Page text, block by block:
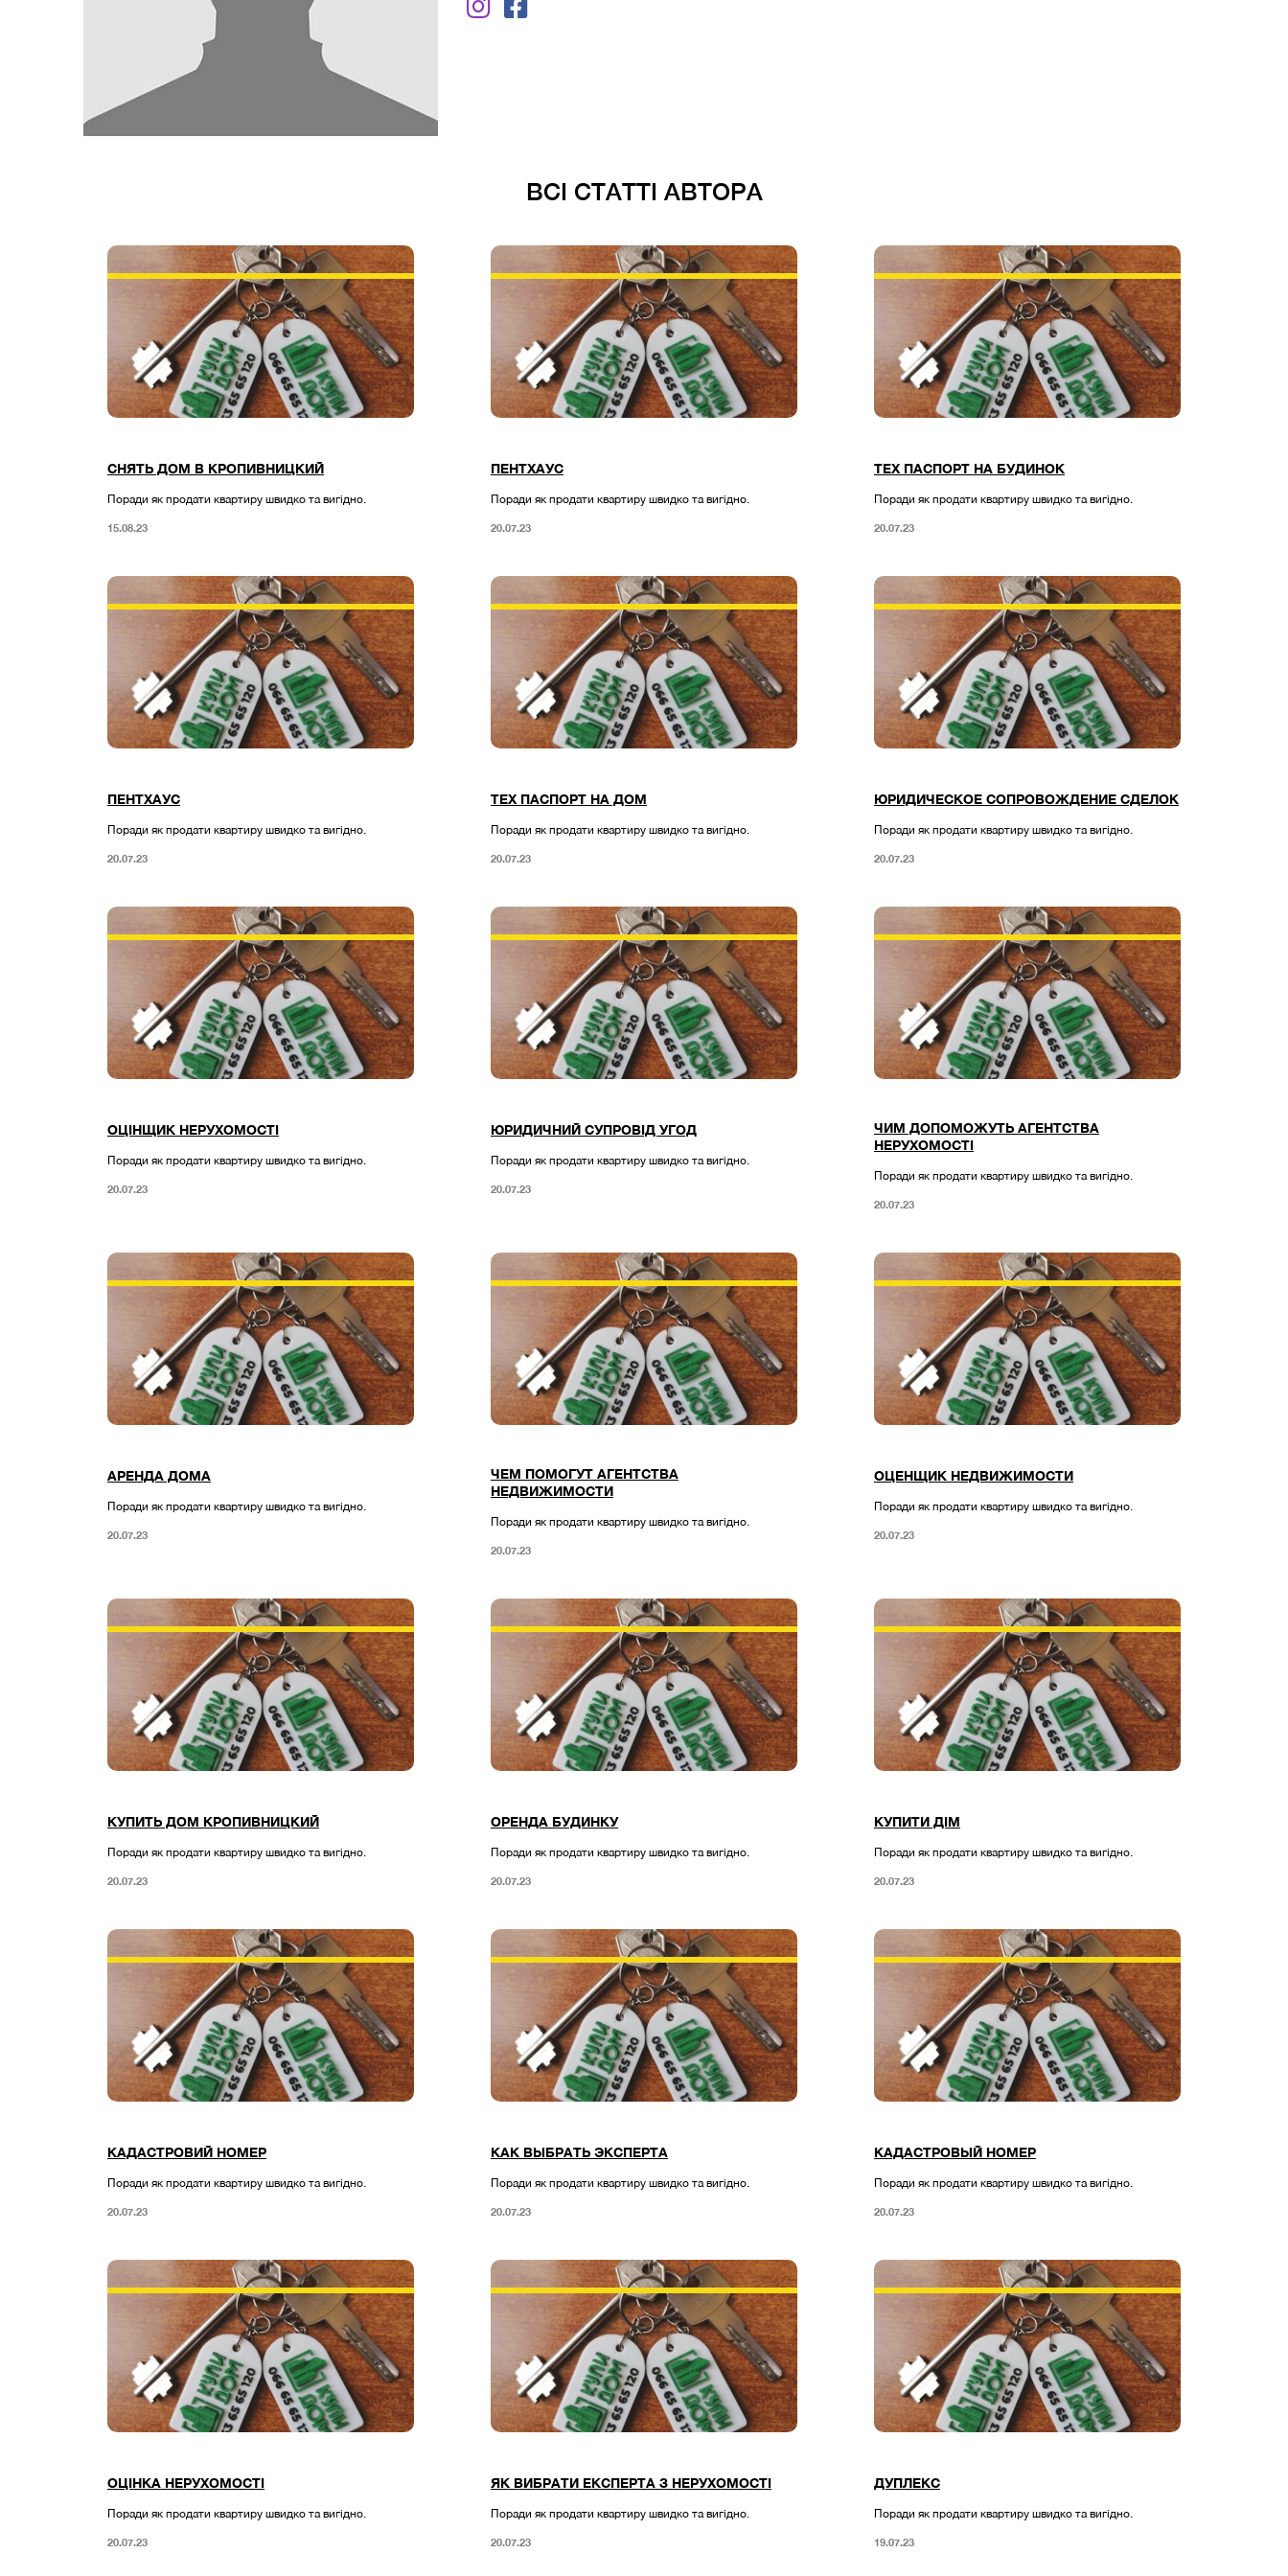
ВСІ СТАТТІ АВТОРА
СНЯТЬ ДОМ В КРОПИВНИЦКИЙ
Поради як продати квартиру швидко та вигідно.
15.08.23
ПЕНТХАУС
Поради як продати квартиру швидко та вигідно.
20.07.23
ТЕХ ПАСПОРТ НА БУДИНОК
Поради як продати квартиру швидко та вигідно.
20.07.23
ПЕНТХАУС
Поради як продати квартиру швидко та вигідно.
20.07.23
ТЕХ ПАСПОРТ НА ДОМ
Поради як продати квартиру швидко та вигідно.
20.07.23
ЮРИДИЧЕСКОЕ СОПРОВОЖДЕНИЕ СДЕЛОК
Поради як продати квартиру швидко та вигідно.
20.07.23
ОЦІНЩИК НЕРУХОМОСТІ
Поради як продати квартиру швидко та вигідно.
20.07.23
ЮРИДИЧНИЙ СУПРОВІД УГОД
Поради як продати квартиру швидко та вигідно.
20.07.23
ЧИМ ДОПОМОЖУТЬ АГЕНТСТВА
НЕРУХОМОСТІ
Поради як продати квартиру швидко та вигідно.
20.07.23
АРЕНДА ДОМА
Поради як продати квартиру швидко та вигідно.
20.07.23
ЧЕМ ПОМОГУТ АГЕНТСТВА
НЕДВИЖИМОСТИ
Поради як продати квартиру швидко та вигідно.
20.07.23
ОЦЕНЩИК НЕДВИЖИМОСТИ
Поради як продати квартиру швидко та вигідно.
20.07.23
КУПИТЬ ДОМ КРОПИВНИЦКИЙ
Поради як продати квартиру швидко та вигідно.
20.07.23
ОРЕНДА БУДИНКУ
Поради як продати квартиру швидко та вигідно.
20.07.23
КУПИТИ ДІМ
Поради як продати квартиру швидко та вигідно.
20.07.23
КАДАСТРОВИЙ НОМЕР
Поради як продати квартиру швидко та вигідно.
20.07.23
КАК ВЫБРАТЬ ЭКСПЕРТА
Поради як продати квартиру швидко та вигідно.
20.07.23
КАДАСТРОВЫЙ НОМЕР
Поради як продати квартиру швидко та вигідно.
20.07.23
ОЦІНКА НЕРУХОМОСТІ
Поради як продати квартиру швидко та вигідно.
20.07.23
ЯК ВИБРАТИ ЕКСПЕРТА З НЕРУХОМОСТІ
Поради як продати квартиру швидко та вигідно.
20.07.23
ДУПЛЕКС
Поради як продати квартиру швидко та вигідно.
19.07.23